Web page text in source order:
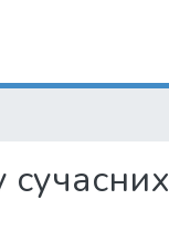
сучасних